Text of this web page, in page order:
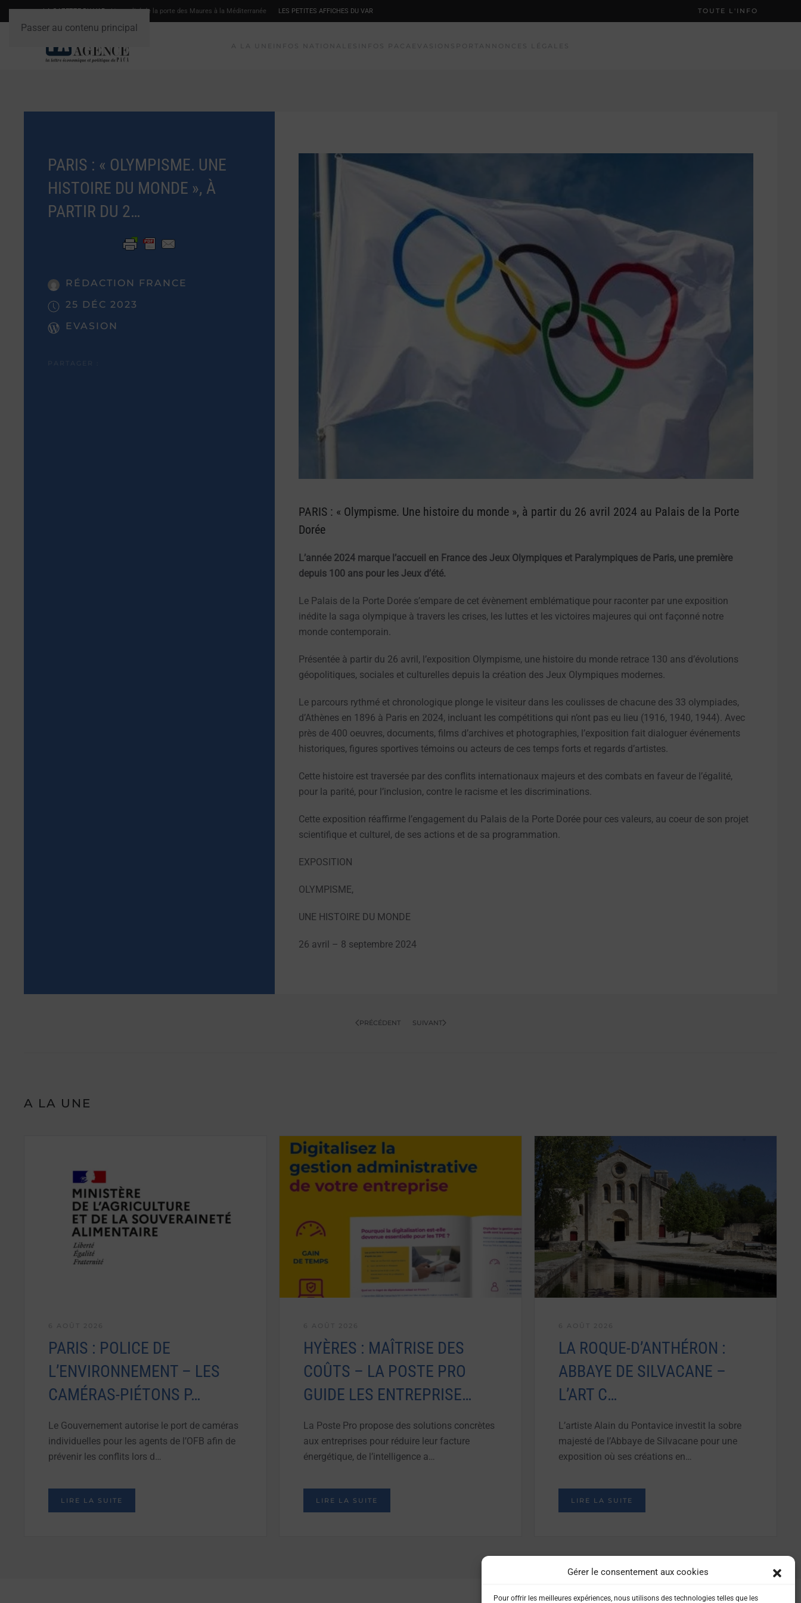
Gérer le consentement aux cookies
Pour offrir les meilleures expériences, nous utilisons des technologies telles que les
Passer au contenu principal
LA GAZETTE DU VAR- L'actualité de la porte des Maures à la Méditerranée LES PETITES AFFICHES DU VAR TOUTE L'INFO
PARIS : « OLYMPISME. UNE
HISTOIRE DU MONDE », À
PARTIR DU 2…
RÉDACTION FRANCE
25 DÉC 2023
EVASION
PARIS : « Olympisme. Une histoire du monde », à partir du 26 avril 2024 au Palais de la Porte
Dorée
L’année 2024 marque l’accueil en France des Jeux Olympiques et Paralympiques de Paris, une première
depuis 100 ans pour les Jeux d’été.
Le Palais de la Porte Dorée s’empare de cet évènement emblématique pour raconter par une exposition
inédite la saga olympique à travers les crises, les luttes et les victoires majeures qui ont façonné notre
monde contemporain.
Présentée à partir du 26 avril, l’exposition Olympisme, une histoire du monde retrace 130 ans d’évolutions
géopolitiques, sociales et culturelles depuis la création des Jeux Olympiques modernes.
Le parcours rythmé et chronologique plonge le visiteur dans les coulisses de chacune des 33 olympiades,
d’Athènes en 1896 à Paris en 2024, incluant les compétitions qui n’ont pas eu lieu (1916, 1940, 1944). Avec
près de 400 oeuvres, documents, films d’archives et photographies, l’exposition fait dialoguer événements
historiques, figures sportives témoins ou acteurs de ces temps forts et regards d’artistes.
Cette histoire est traversée par des conflits internationaux majeurs et des combats en faveur de l’égalité,
pour la parité, pour l’inclusion, contre le racisme et les discriminations.
Cette exposition réaffirme l’engagement du Palais de la Porte Dorée pour ces valeurs, au coeur de son projet
scientifique et culturel, de ses actions et de sa programmation.
EXPOSITION
OLYMPISME,
UNE HISTOIRE DU MONDE
26 avril – 8 septembre 2024
PRÉCÉDENT SUIVANT
A LA UNE
PARIS : POLICE DE
L’ENVIRONNEMENT – LES
CAMÉRAS-PIÉTONS P…
Le Gouvernement autorise le port de caméras
individuelles pour les agents de l’OFB afin de
prévenir les conflits lors d…
LIRE LA SUITE
HYÈRES : MAÎTRISE DES
COÛTS – LA POSTE PRO
GUIDE LES ENTREPRISE…
La Poste Pro propose des solutions concrètes
aux entreprises pour réduire leur facture
énergétique, de l’intelligence a…
LIRE LA SUITE
LA ROQUE-D’ANTHÉRON :
ABBAYE DE SILVACANE –
L’ART C…
L’artiste Alain du Pontavice investit la sobre
majesté de l’Abbaye de Silvacane pour une
exposition où ses créations en…
LIRE LA SUITE